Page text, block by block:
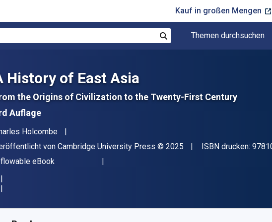
Kauf in großen Mengen
Themen durchsuchen
History of East Asia
the Origins of Civilization to the Twenty-First Century
Auflage
Holcombe
von Cambridge University Press Copyright
© 2025 ISBN drucken:
eBook